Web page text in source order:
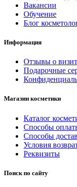
Вакансии
Обучение
Блог
Информация
Отзывы о
Подарочные
Магазин косметики
Каталог
Способы
Способы
Условия
Реквизиты
Поиск по сайту